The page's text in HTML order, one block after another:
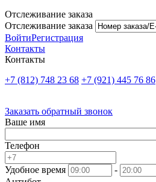
Отслеживание заказа
Отслеживание заказа
ВойтиРегистрация
Контакты
Контакты
+7 (812) 748 23 68 +7 (921) 445 76 86
Заказать обратный звонок
Ваше имя
Телефон
Удобное время
-